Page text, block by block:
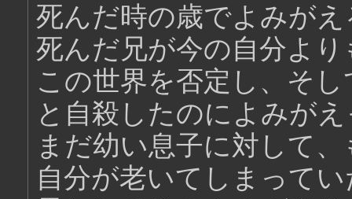
死んだ時の歳でよみがえ
死んだ兄が今の自分よ
この世界を否定し、そ
と自殺したのによみが
まだ幼い息子に対して
自分が老いてしまって